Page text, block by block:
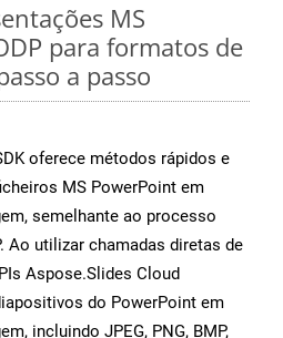
MS
para formatos de
a passo
oferece métodos rápidos e
MS PowerPoint em
semelhante ao processo
Ao utilizar chamadas diretas de
Aspose.Slides Cloud
do PowerPoint em
incluindo JPEG, PNG, BMP,